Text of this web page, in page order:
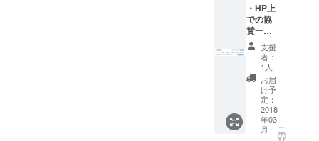
・HP上
での協
賛一覧
にお名
前掲載
・第5回
トラッ
クドラ
イバー
甲子園
DVD送
付 第五
支援
者：
1人
お届
け予
定：
2018
年03
月
こ
の